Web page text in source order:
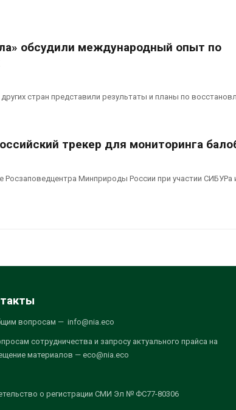
обсудили международный опыт по
стран представили результаты и планы по
трекер для мониторинга
Росзаповедцентра Минприроды России при участии СИБУРа
вопросам — info@nia.eco
сотрудничества и запросу актуального прайса на
материалов — eco@nia.eco
о регистрации СМИ Эл № ФС77-80306